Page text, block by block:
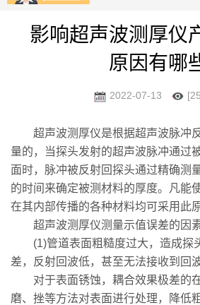
影响超声波测厚仪
原因有哪
2022-07-13
超声波测厚仪是根据超声波脉冲反
量的，当探头发射的超声波脉冲通过
面时，脉冲被反射回探头通过精确测
的时间来确定被测材料的厚度。凡能
在其内部传播的各种材料均可采用此
超声波测厚仪测量示值误差的因素
(1)管道表面粗糙度过大，造成探
差，反射回波低，甚至无法接收到回
对于表面锈蚀，耦合效果极差的在
磨、挫等方法对表面进行处理，降低